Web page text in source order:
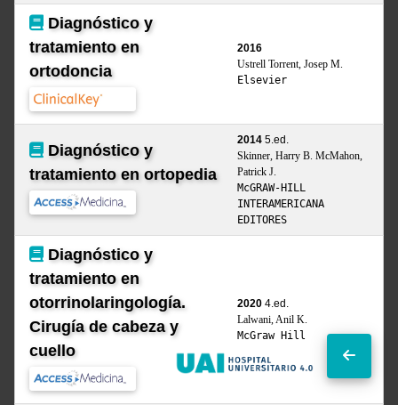
Diagnóstico y
tratamiento en
ortodoncia
2016
Ustrell Torrent, Josep M.
Elsevier
Diagnóstico y
tratamiento en ortopedia
2014 5.ed.
Skinner, Harry B. McMahon,
Patrick J.
McGRAW-HILL
INTERAMERICANA
EDITORES
Diagnóstico y
tratamiento en
otorrinolaringología.
Cirugía de cabeza y
cuello
2020 4.ed.
Lalwani, Anil K.
McGraw Hill